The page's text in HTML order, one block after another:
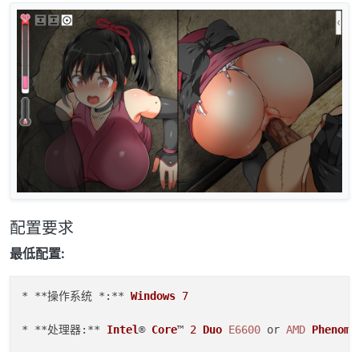
配置要求
最低配置:
* **操作系统 *:** Windows 7
* **处理器:** Intel® Core™ 2 Duo E6600 or AMD Phenom